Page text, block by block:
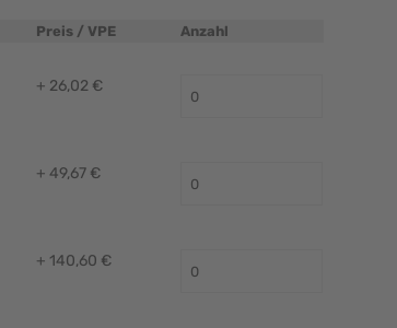
Preis / VPE Anzahl
+ 26,02 €
+ 49,67 €
+ 140,60 €